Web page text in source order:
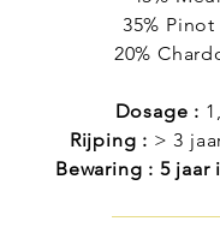
35%
20%
Dosage :
Rijping : > 3
Bewaring : 5